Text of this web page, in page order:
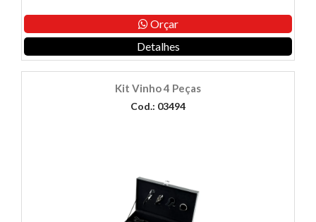
Orçar
Detalhes
Kit Vinho 4 Peças
Cod.: 03494